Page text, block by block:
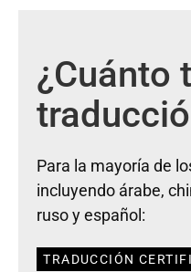
¿Cuánto
Para la mayoría de
incluyendo árabe,
ruso y español:
TRADUCCIÓN